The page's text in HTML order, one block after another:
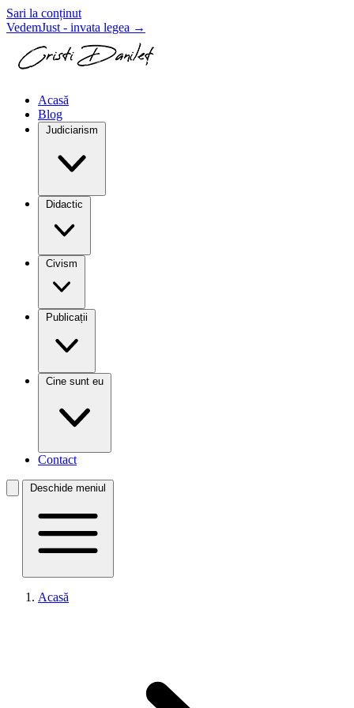
Sari la conținut
VedemJust - invata legea →
Acasă
Blog
Judiciarism
Didactic
Civism
Publicații
Cine sunt eu
Contact
Deschide meniul
Acasă